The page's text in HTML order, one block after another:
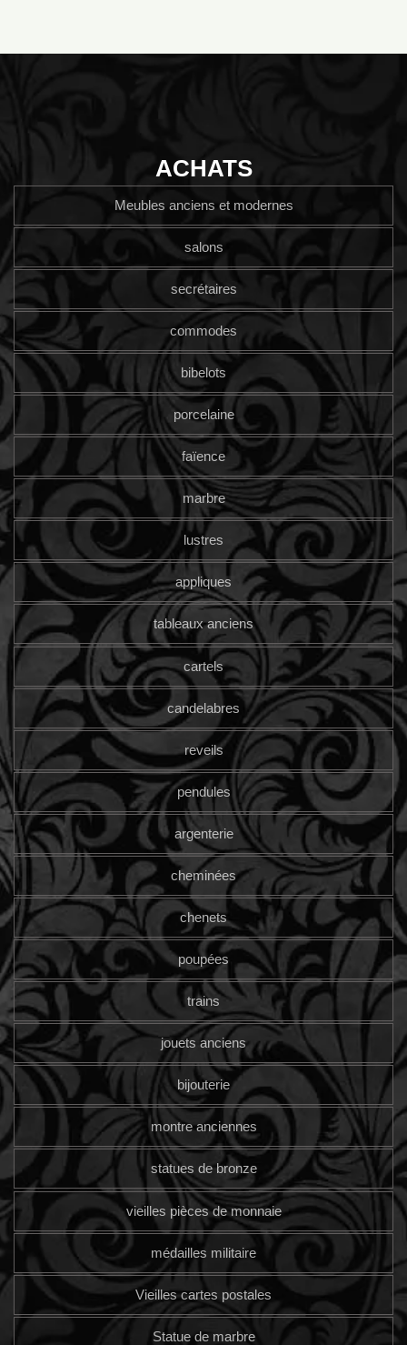
ACHATS
Meubles anciens et modernes
salons
secrétaires
commodes
bibelots
porcelaine
faïence
marbre
lustres
appliques
tableaux anciens
cartels
candelabres
reveils
pendules
argenterie
cheminées
chenets
poupées
trains
jouets anciens
bijouterie
montre anciennes
statues de bronze
vieilles pièces de monnaie
médailles militaire
Vieilles cartes postales
Statue de marbre